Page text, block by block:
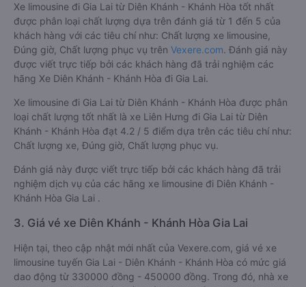
Xe limousine đi Gia Lai từ Diên Khánh - Khánh Hòa tốt nhất
được phân loại chất lượng dựa trên đánh giá từ 1 đến 5 của
khách hàng với các tiêu chí như: Chất lượng xe limousine,
Đúng giờ, Chất lượng phục vụ trên Vexere.com. Đánh giá này
được viết trực tiếp bởi các khách hàng đã trải nghiệm các
hãng Xe Diên Khánh - Khánh Hòa đi Gia Lai.
Xe limousine đi Gia Lai từ Diên Khánh - Khánh Hòa được phân
loại chất lượng tốt nhất là xe Liên Hưng đi Gia Lai từ Diên
Khánh - Khánh Hòa đạt 4.2 / 5 điểm dựa trên các tiêu chí như:
Chất lượng xe, Đúng giờ, Chất lượng phục vụ.
Đánh giá này được viết trực tiếp bởi các khách hàng đã trải
nghiệm dịch vụ của các hãng xe limousine đi Diên Khánh -
Khánh Hòa Gia Lai .
3. Giá vé xe Diên Khánh - Khánh Hòa Gia Lai
Hiện tại, theo cập nhật mới nhất của Vexere.com, giá vé xe
limousine tuyến Gia Lai - Diên Khánh - Khánh Hòa có mức giá
dao động từ 330000 đồng - 450000 đồng. Trong đó, nhà xe